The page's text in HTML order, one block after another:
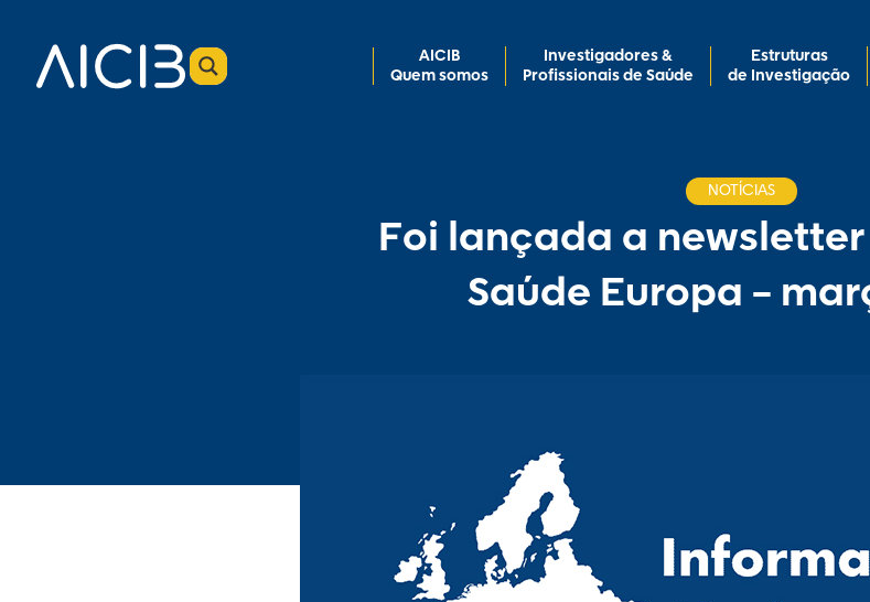
AICIB
Quem somos
Investigadores &
Profissionais de Saúde
Estruturas
de Investigação
NOTÍCIAS
Foi lançada a
Saúde Europa –